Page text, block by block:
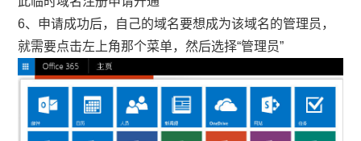
6、申请成功后，自己的域名要想成为该域名的管理员，
就需要点击左上角那个菜单，然后选择“管理员”